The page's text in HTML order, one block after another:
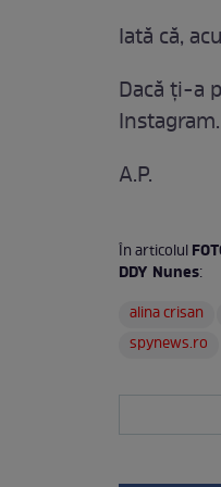
Iată că,
Dacă ți-a
A.P.
În articolul
DDY Nunes:
alina crisan
spynews.ro